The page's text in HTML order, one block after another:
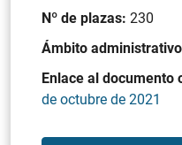
Nº de plazas: 230
Ámbito
Enlace al documento
de octubre de 2021